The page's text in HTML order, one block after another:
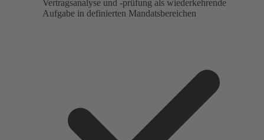
Vertragsanalyse und -prüfung als wiederkehrende
Aufgabe in definierten Mandatsbereichen